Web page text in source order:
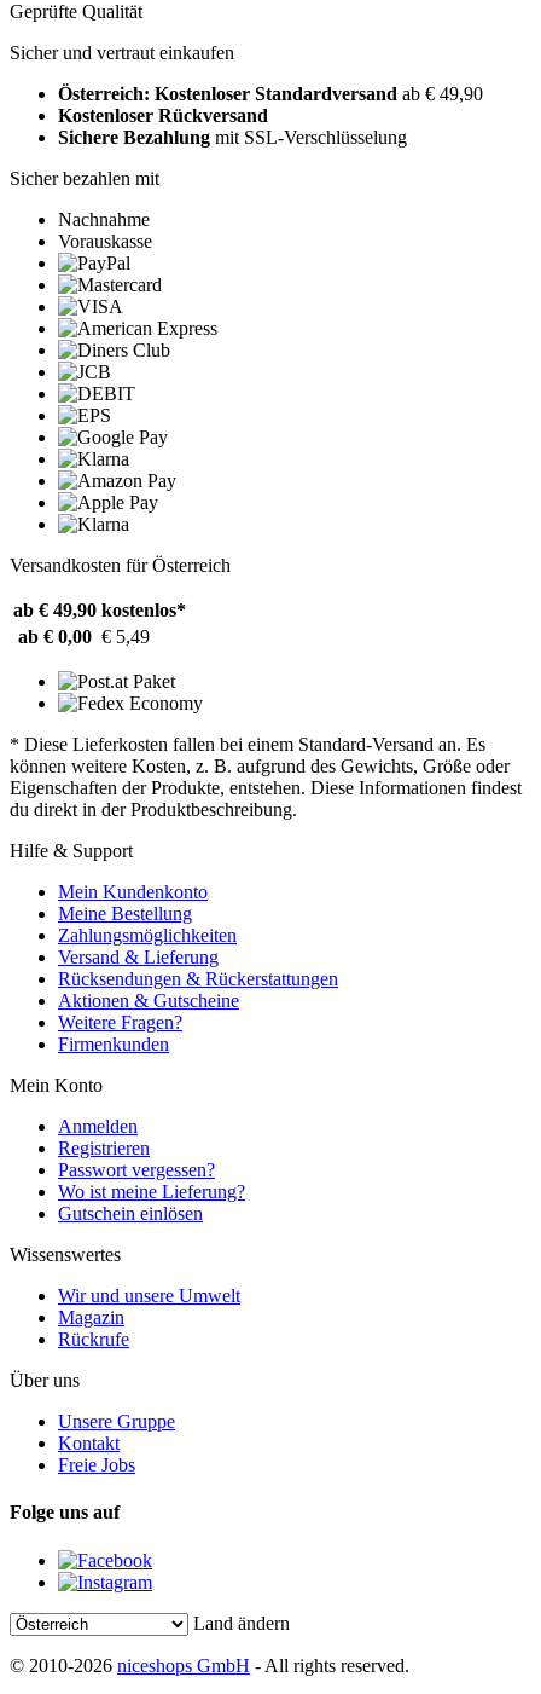
Geprüfte Qualität
Sicher und vertraut einkaufen
Österreich: Kostenloser Standardversand ab € 49,90
Kostenloser Rückversand
Sichere Bezahlung mit SSL-Verschlüsselung
Sicher bezahlen mit
Nachnahme
Vorauskasse
Versandkosten für Österreich
ab € 49,90 kostenlos*
ab € 0,00 € 5,49
* Diese Lieferkosten fallen bei einem Standard-Versand an. Es
können weitere Kosten, z. B. aufgrund des Gewichts, Größe oder
Eigenschaften der Produkte, entstehen. Diese Informationen findest
du direkt in der Produktbeschreibung.
Hilfe & Support
Mein Kundenkonto
Meine Bestellung
Zahlungsmöglichkeiten
Versand & Lieferung
Rücksendungen & Rückerstattungen
Aktionen & Gutscheine
Weitere Fragen?
Firmenkunden
Mein Konto
Anmelden
Registrieren
Passwort vergessen?
Wo ist meine Lieferung?
Gutschein einlösen
Wissenswertes
Wir und unsere Umwelt
Magazin
Rückrufe
Über uns
Unsere Gruppe
Kontakt
Freie Jobs
Folge uns auf
Land ändern
© 2010-2026 niceshops GmbH - All rights reserved.